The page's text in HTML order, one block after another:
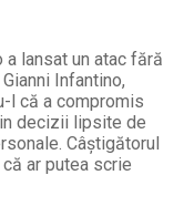
lansat un atac fără
Infantino,
l că a compromis
decizii lipsite de
Câștigătorul
ar putea scrie